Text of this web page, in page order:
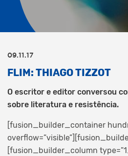
09.11.17
FLIM: THIAGO TIZZOT
O escritor e editor conversou
sobre literatura e resistência.
[fusion_builder_container
[fusion_builder_column